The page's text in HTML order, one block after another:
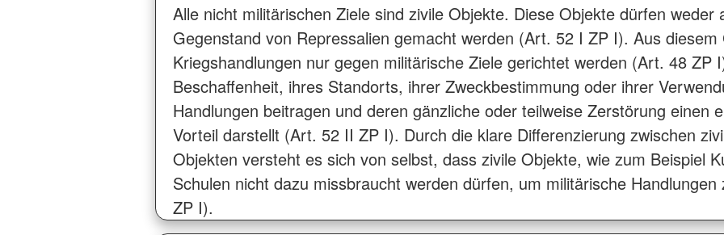
Alle nicht militärischen Ziele sind zivile Objekte. Diese Objekte dürfen weder
Gegenstand von Repressalien gemacht werden (Art. 52 I ZP I). Aus
Kriegshandlungen nur gegen militärische Ziele gerichtet werden (Art. 48 ZP
Beschaffenheit, ihres Standorts, ihrer Zweckbestimmung oder ihrer
Handlungen beitragen und deren gänzliche oder teilweise Zerstörung einen
Vorteil darstellt (Art. 52 II ZP I). Durch die klare Differenzierung zwischen
Objekten versteht es sich von selbst, dass zivile Objekte, wie zum Beispiel
Schulen nicht dazu missbraucht werden dürfen, um militärische
ZP I).